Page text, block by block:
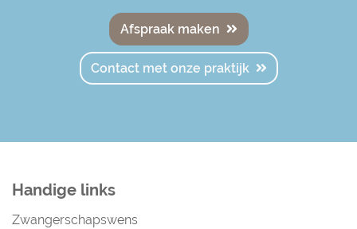
Afspraak maken
Contact met onze praktijk
Handige links
Zwangerschapswens